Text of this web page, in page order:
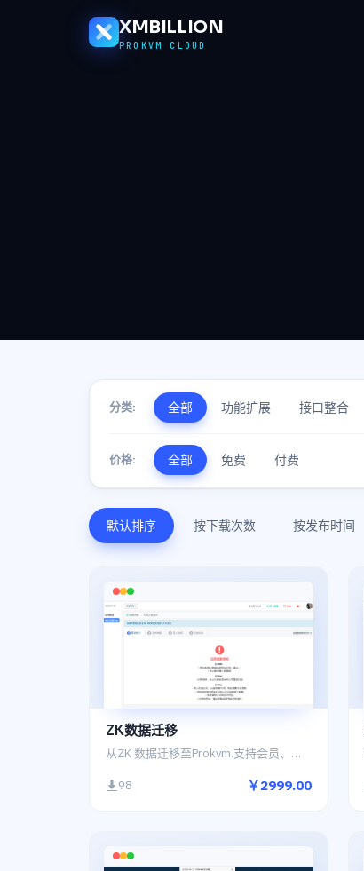
XMBILLION
PROKVM CLOUD
分类: 全部 功能扩展 接口整合
价格: 全部 免费 付费
默认排序 按下载次数 按发布时间
ZK数据迁移
从ZK 数据迁移至Prokvm.支持会员、余额、实名、云主机、虚拟主机、域名数据处理
98 ￥2999.00